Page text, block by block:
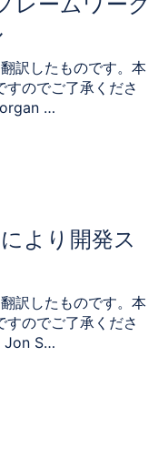
訳したものです。本
のでご了承くださ
…
より開発ス
訳したものです。本
のでご了承くださ
Jon S…